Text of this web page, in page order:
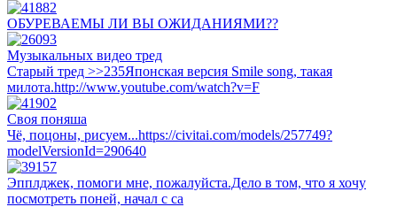
ОБУРЕВАЕМЫ ЛИ ВЫ ОЖИДАНИЯМИ??
Музыкальных видео тред
Старый тред >>235Японская версия Smile song, такая
милота.http://www.youtube.com/watch?v=F
Своя поняша
Чё, поцоны, рисуем...https://civitai.com/models/257749?
modelVersionId=290640
Эпплджек, помоги мне, пожалуйста.Дело в том, что я хочу
посмотреть поней, начал с са